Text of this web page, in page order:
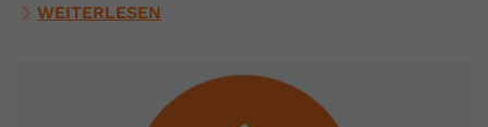
WEITERLESEN